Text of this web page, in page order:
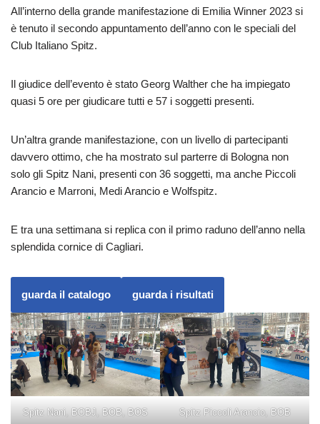
All’interno della grande manifestazione di Emilia Winner 2023 si
è tenuto il secondo appuntamento dell’anno con le speciali del
Club Italiano Spitz.
Il giudice dell’evento è stato Georg Walther che ha impiegato
quasi 5 ore per giudicare tutti e 57 i soggetti presenti.
Un’altra grande manifestazione, con un livello di partecipanti
davvero ottimo, che ha mostrato sul parterre di Bologna non
solo gli Spitz Nani, presenti con 36 soggetti, ma anche Piccoli
Arancio e Marroni, Medi Arancio e Wolfspitz.
E tra una settimana si replica con il primo raduno dell’anno nella
splendida cornice di Cagliari.
guarda il catalogo guarda i risultati
Spitz Nani, BOBJ, BOB, BOS Spitz Piccoli Arancio, BOB